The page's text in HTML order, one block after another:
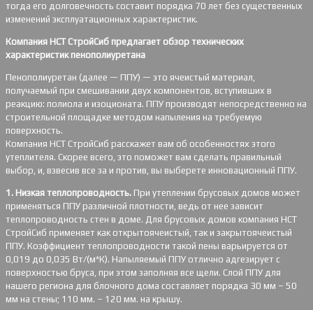
тогда его долговечность составит порядка 70 лет без существенных
изменений эксплуатационных характеристик.
Компания НСТ СтройСиб предлагает обзор технических
характеристик пенополиуретана
Пенополиуретан (далее — ППУ) — это ячеистый материал,
получаемый при смешивании двух компонентов, вступивших в
реакцию: полиола и изоционата. ППУ производят непосредственно на
строительной площадке методом напыления на требуемую
поверхность.
Компания НСТ СтройСиб расскажет вам об особенностях этого
утеплителя. Скорее всего, это поможет вам сделать правильный
выбор, и, взвесив все за и против, вы выберете инновационный ППУ.
1. Низкая теплопроводность. При утеплении брусовых домов может
применяться ППУ различной плотности, ведь от нее зависит
теплопроводность стен в доме. Для брусовых домов компания НСТ
СтройСиб применяет как открытоячеистый, так и закрытоячеистый
ППУ. Коэффициент теплопроводности такой пены варьируется от
0,019 до 0,035 Вт/(м*К). Напыляемый ППУ отлично адгезирует с
поверхностью бруса, при этом заполняя все щели. Слой ППУ для
нашего региона для блочного дома составляет порядка 30 мм – 50
мм на стены; 110 мм. – 120 мм. на крышу.